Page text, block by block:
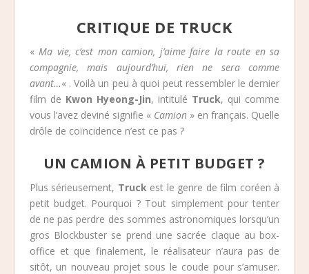
CRITIQUE DE TRUCK
«Ma vie, c’est mon camion, j’aime faire la route en sa
compagnie, mais aujourd’hui, rien ne sera comme
avant…« . Voilà un peu à quoi peut ressembler le dernier
film de Kwon Hyeong-Jin, intitulé Truck, qui comme
vous l’avez deviné signifie « Camion » en français. Quelle
drôle de coïncidence n’est ce pas ?
UN CAMION À PETIT BUDGET ?
Plus sérieusement, Truck est le genre de film coréen à
petit budget. Pourquoi ? Tout simplement pour tenter
de ne pas perdre des sommes astronomiques lorsqu’un
gros Blockbuster se prend une sacrée claque au box-
office et que finalement, le réalisateur n’aura pas de
sitôt, un nouveau projet sous le coude pour s’amuser.